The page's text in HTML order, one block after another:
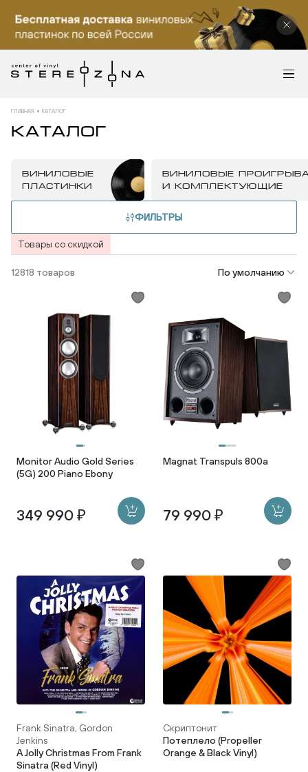
ГЛАВНАЯ КАТАЛОГ
КАТАЛОГ
ВИНИЛОВЫЕ
ПЛАСТИНКИ
ВИНИЛОВЫЕ
И КОМПЛЕКТУЮЩИЕ
ФИЛЬТРЫ
Товары со скидкой
12818 товаров По умолчанию
Monitor Audio Gold Series
(5G) 200 Piano Ebony
349 990 ₽
Magnat Transpuls 800a
79 990 ₽
Frank Sinatra, Gordon
Jenkins
A Jolly Christmas From Frank
Sinatra (Red Vinyl)
Скриптонит
Потеплело (Propeller
Orange & Black Vinyl)